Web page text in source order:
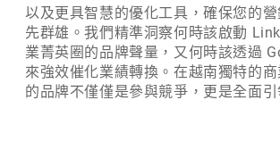
以及更具智慧的優化工具，確保您的
先群雄。我們精準洞察何時該啟動
業菁英圈的品牌聲量，又何時該透過
來強效催化業績轉換。在越南獨特的
的品牌不僅僅是參與競爭，更是全面引